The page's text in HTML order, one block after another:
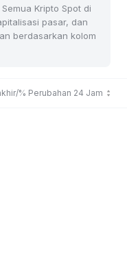
Kripto Spot di
pasar, dan
berdasarkan kolom
% Perubahan 24 Jam